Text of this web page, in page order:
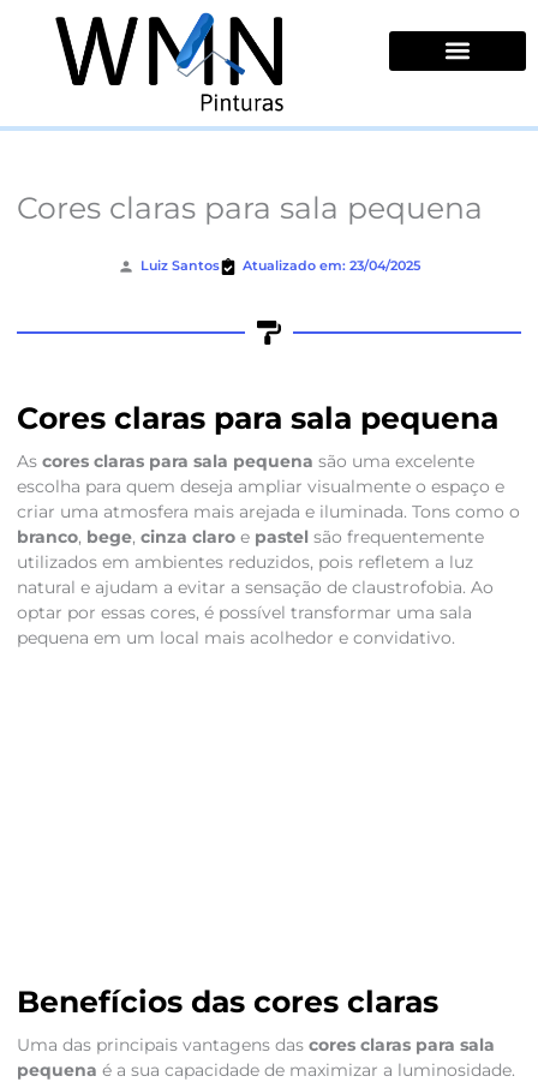
conteúdo
Cores claras para sala pequena
Luiz Santos Atualizado em: 23/04/2025
Cores claras para sala pequena
As cores claras para sala pequena são uma excelente
escolha para quem deseja ampliar visualmente o espaço e
criar uma atmosfera mais arejada e iluminada. Tons como o
branco, bege, cinza claroe pastel são frequentemente
utilizados em ambientes reduzidos, pois refletem a luz
natural e ajudam a evitar a sensação de claustrofobia. Ao
optar por essas cores, é possível transformar uma sala
pequena em um local mais acolhedor e convidativo.
Benefícios das cores claras
Uma das principais vantagens das cores claras para sala
pequena é a sua capacidade de maximizar a luminosidade.